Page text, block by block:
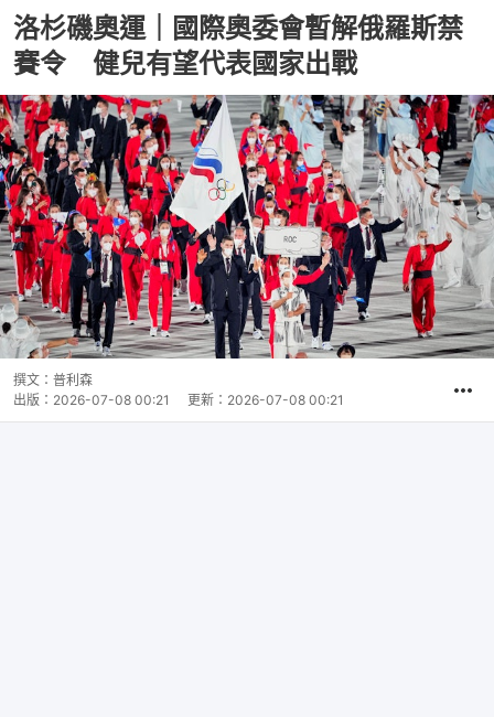
洛杉磯奧運｜國際奧委會暫解俄羅斯禁
賽令 健兒有望代表國家出戰
撰文： 普利森
出版： 2026-07-08 00:21 更新： 2026-07-08 00:21